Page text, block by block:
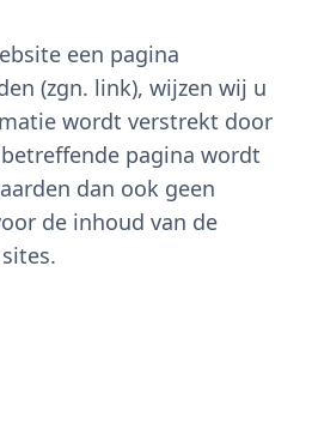
een pagina
(zgn. link), wijzen wij u
wordt verstrekt door
pagina wordt
dan ook geen
de inhoud van de